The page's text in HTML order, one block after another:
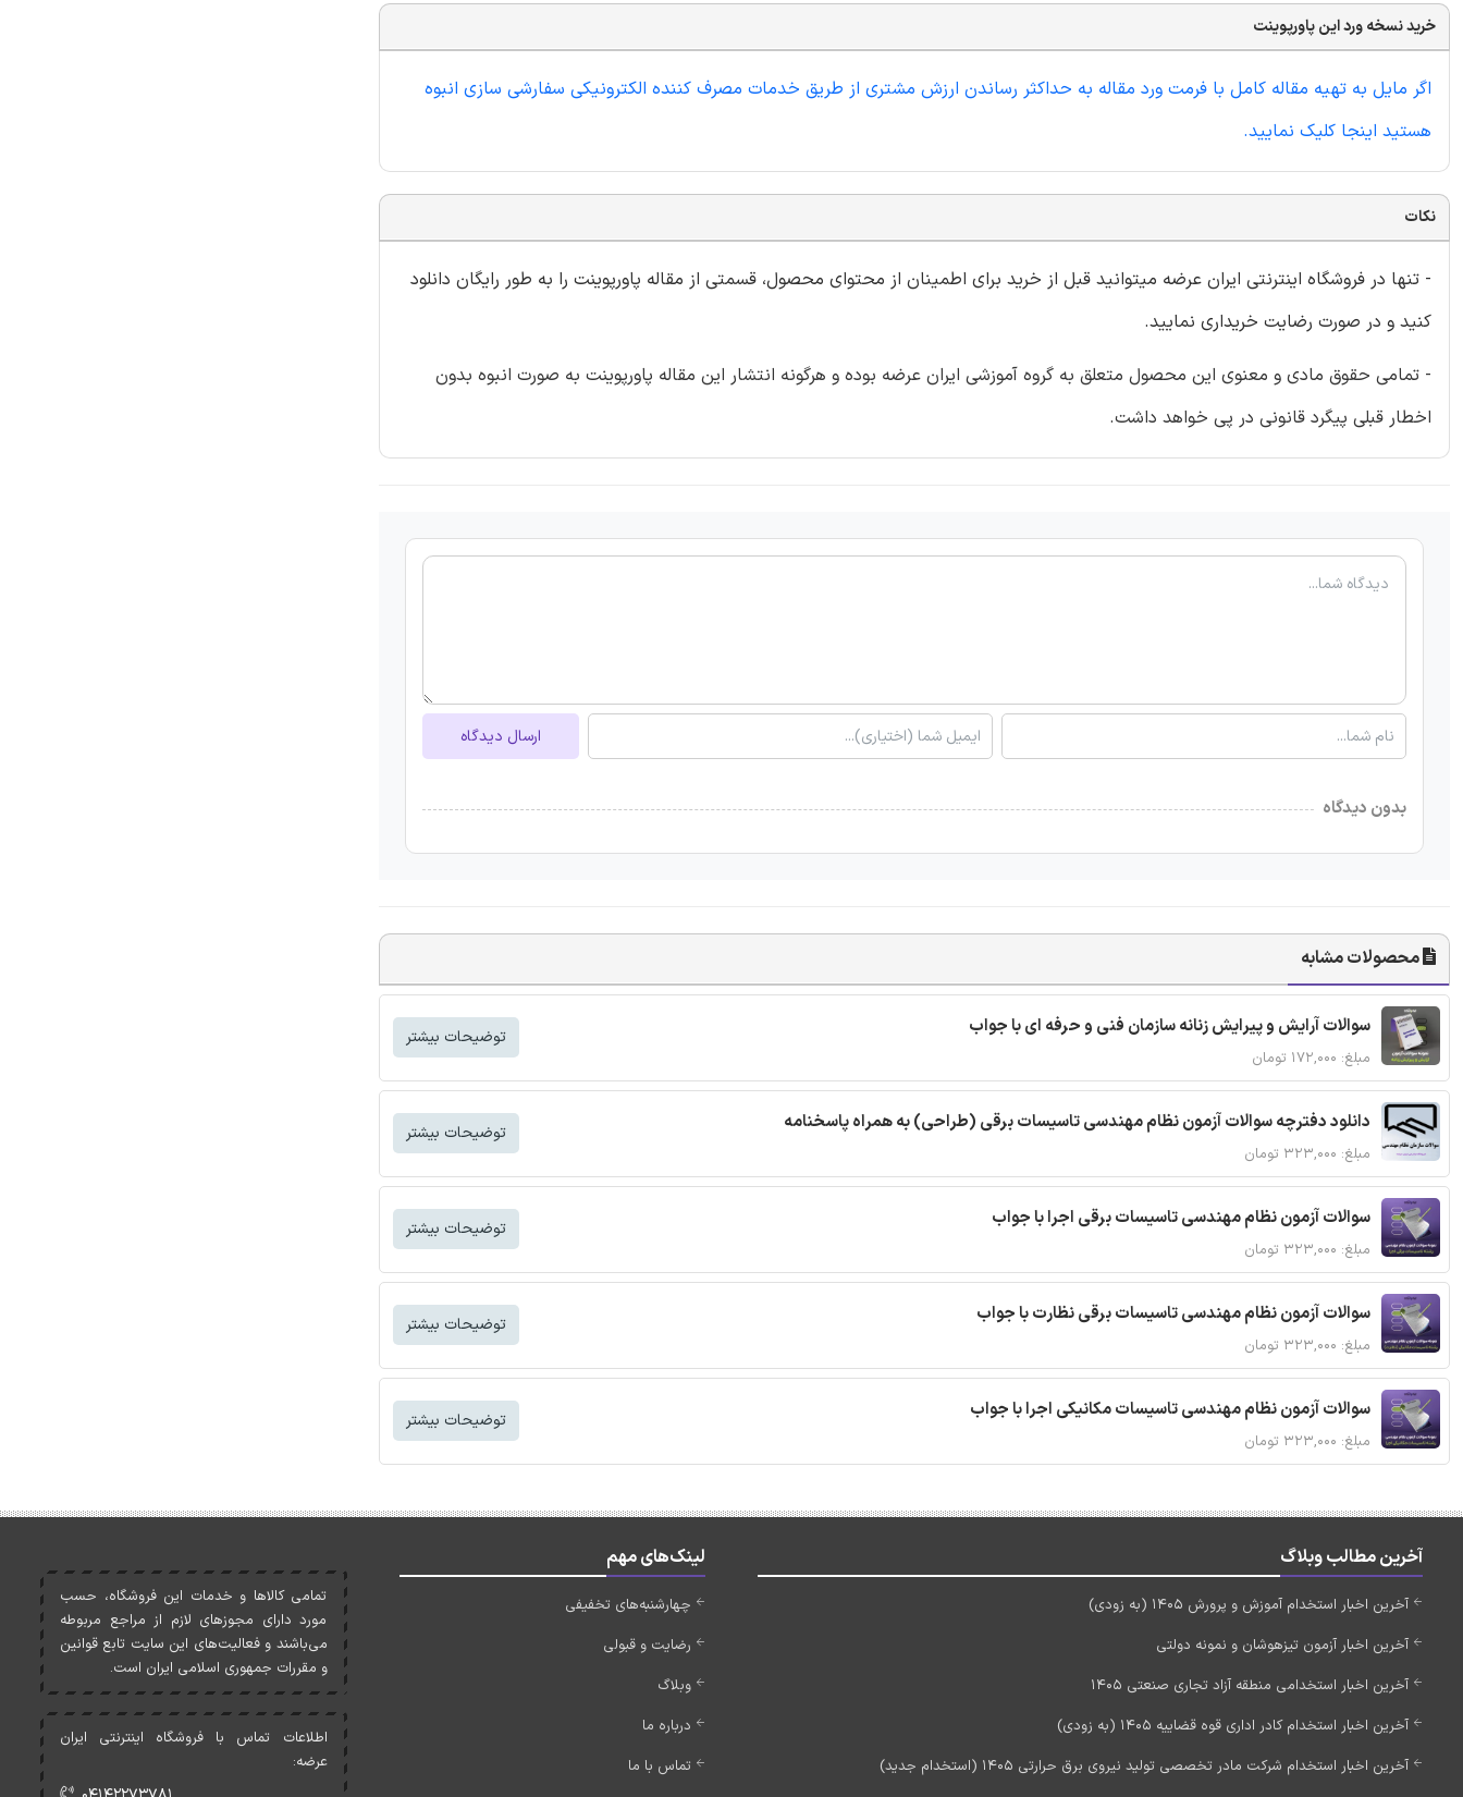
خرید نسخه ورد این پاورپوینت
اگر مایل به تهیه مقاله کامل با فرمت ورد مقاله به حداکثر رساندن ارزش مشتری از طریق خدمات مصرف کننده الکترونیکی سفارشی سازی انبوه
هستید اینجا کلیک نمایید.
نکات
- تنها در فروشگاه اینترنتی ایران عرضه میتوانید قبل از خرید برای اطمینان از محتوای محصول، قسمتی از مقاله پاورپوینت را به طور رایگان دانلود
کنید و در صورت رضایت خریداری نمایید.
- تمامی حقوق مادی و معنوی این محصول متعلق به گروه آموزشی ایران عرضه بوده و هرگونه انتشار این مقاله پاورپوینت به صورت انبوه بدون
اخطار قبلی پیگرد قانونی در پی خواهد داشت.
ارسال دیدگاه
بدون دیدگاه
محصولات مشابه
سوالات آرایش و پیرایش زنانه سازمان فنی و حرفه ای با جواب
مبلغ: ۱۷۲,۰۰۰ تومان
توضیحات بیشتر
دانلود دفترچه سوالات آزمون نظام مهندسی تاسیسات برقی (طراحی) به همراه پاسخنامه
مبلغ: ۳۲۳,۰۰۰ تومان
توضیحات بیشتر
سوالات آزمون نظام مهندسی تاسیسات برقی اجرا با جواب
مبلغ: ۳۲۳,۰۰۰ تومان
توضیحات بیشتر
سوالات آزمون نظام مهندسی تاسیسات برقی نظارت با جواب
مبلغ: ۳۲۳,۰۰۰ تومان
توضیحات بیشتر
سوالات آزمون نظام مهندسی تاسیسات مکانیکی اجرا با جواب
مبلغ: ۳۲۳,۰۰۰ تومان
توضیحات بیشتر
آخرین مطالب وبلاگ
آخرین اخبار استخدام آموزش و پرورش 1405 (به زودی)
آخرین اخبار آزمون تیزهوشان و نمونه دولتی
آخرین اخبار استخدامی منطقه آزاد تجاری صنعتی 1405
آخرین اخبار استخدام کادر اداری قوه قضاییه 1405 (به زودی)
آخرین اخبار استخدام شرکت مادر تخصصی تولید نیروی برق حرارتی 1405 (استخدام جدید)
لینک‌های مهم
چهارشنبه‌های تخفیفی
رضایت و قبولی
وبلاگ
درباره ما
تماس با ما
تمامی کالاها و خدمات اين فروشگاه، حسب
مورد دارای مجوزهای لازم از مراجع مربوطه
می‌باشند و فعاليت‌های اين سايت تابع قوانين
و مقررات جمهوری اسلامی ايران است.
اطلاعات تماس با فروشگاه اینترنتی ایران
عرضه: